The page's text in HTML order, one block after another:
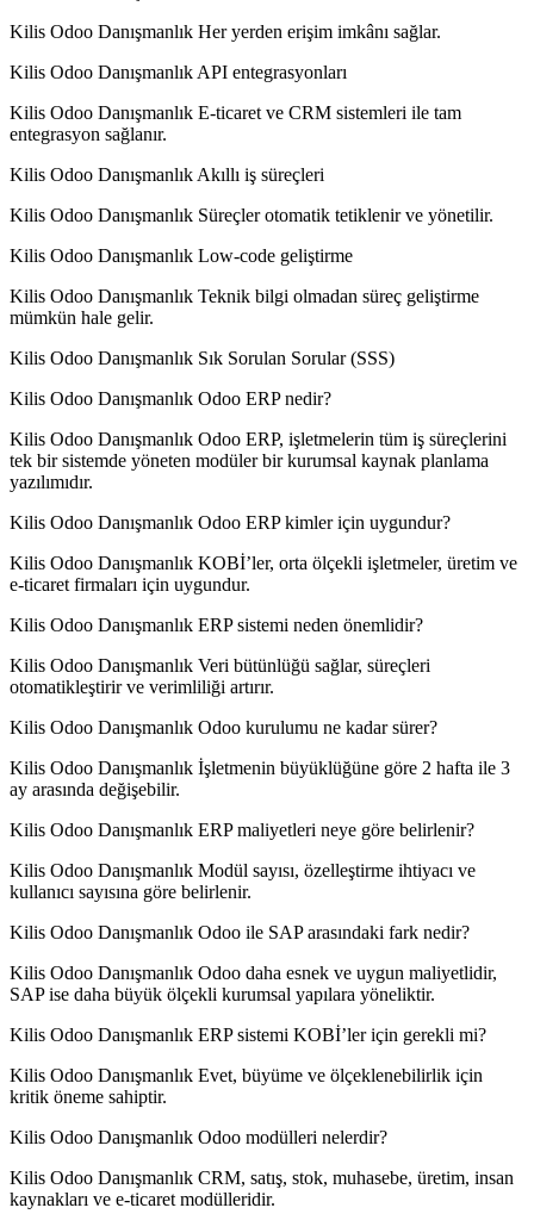
Kilis Odoo Danışmanlık Her yerden erişim imkânı sağlar.
Kilis Odoo Danışmanlık API entegrasyonları
Kilis Odoo Danışmanlık E-ticaret ve CRM sistemleri ile tam
entegrasyon sağlanır.
Kilis Odoo Danışmanlık Akıllı iş süreçleri
Kilis Odoo Danışmanlık Süreçler otomatik tetiklenir ve yönetilir.
Kilis Odoo Danışmanlık Low-code geliştirme
Kilis Odoo Danışmanlık Teknik bilgi olmadan süreç geliştirme
mümkün hale gelir.
Kilis Odoo Danışmanlık Sık Sorulan Sorular (SSS)
Kilis Odoo Danışmanlık Odoo ERP nedir?
Kilis Odoo Danışmanlık Odoo ERP, işletmelerin tüm iş süreçlerini
tek bir sistemde yöneten modüler bir kurumsal kaynak planlama
yazılımıdır.
Kilis Odoo Danışmanlık Odoo ERP kimler için uygundur?
Kilis Odoo Danışmanlık KOBİ’ler, orta ölçekli işletmeler, üretim ve
e-ticaret firmaları için uygundur.
Kilis Odoo Danışmanlık ERP sistemi neden önemlidir?
Kilis Odoo Danışmanlık Veri bütünlüğü sağlar, süreçleri
otomatikleştirir ve verimliliği artırır.
Kilis Odoo Danışmanlık Odoo kurulumu ne kadar sürer?
Kilis Odoo Danışmanlık İşletmenin büyüklüğüne göre 2 hafta ile 3
ay arasında değişebilir.
Kilis Odoo Danışmanlık ERP maliyetleri neye göre belirlenir?
Kilis Odoo Danışmanlık Modül sayısı, özelleştirme ihtiyacı ve
kullanıcı sayısına göre belirlenir.
Kilis Odoo Danışmanlık Odoo ile SAP arasındaki fark nedir?
Kilis Odoo Danışmanlık Odoo daha esnek ve uygun maliyetlidir,
SAP ise daha büyük ölçekli kurumsal yapılara yöneliktir.
Kilis Odoo Danışmanlık ERP sistemi KOBİ’ler için gerekli mi?
Kilis Odoo Danışmanlık Evet, büyüme ve ölçeklenebilirlik için
kritik öneme sahiptir.
Kilis Odoo Danışmanlık Odoo modülleri nelerdir?
Kilis Odoo Danışmanlık CRM, satış, stok, muhasebe, üretim, insan
kaynakları ve e-ticaret modülleridir.